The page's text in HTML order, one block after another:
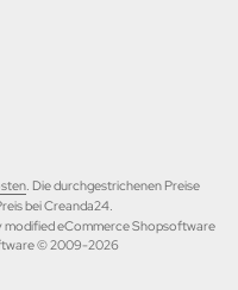
. Die durchgestrichenen Preise
bei Creanda24.
eCommerce Shopsoftware
© 2009-2026